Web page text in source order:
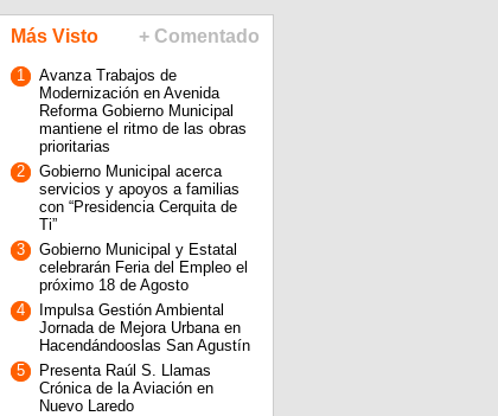
Más Visto + Comentado
1
Avanza Trabajos de
Modernización en Avenida
Reforma Gobierno Municipal
mantiene el ritmo de las obras
prioritarias
2
Gobierno Municipal acerca
servicios y apoyos a familias
con “Presidencia Cerquita de
Ti”
3
Gobierno Municipal y Estatal
celebrarán Feria del Empleo el
próximo 18 de Agosto
4
Impulsa Gestión Ambiental
Jornada de Mejora Urbana en
Hacendándooslas San Agustín
5
Presenta Raúl S. Llamas
Crónica de la Aviación en
Nuevo Laredo